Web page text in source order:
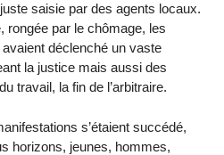
saisie par des agents locaux.
rongée par le chômage, les
déclenché un vaste
la justice mais aussi des
travail, la fin de l’arbitraire.
s’étaient succédé,
horizons, jeunes, hommes,